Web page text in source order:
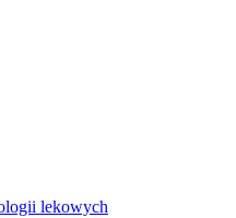
lekowych